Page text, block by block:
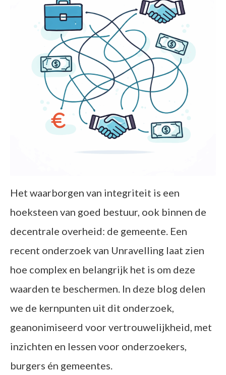
Het waarborgen van integriteit is een
hoeksteen van goed bestuur, ook binnen de
decentrale overheid: de gemeente. Een
recent onderzoek van Unravelling laat zien
hoe complex en belangrijk het is om deze
waarden te beschermen. In deze blog delen
we de kernpunten uit dit onderzoek,
geanonimiseerd voor vertrouwelijkheid, met
inzichten en lessen voor onderzoekers,
burgers én gemeentes.